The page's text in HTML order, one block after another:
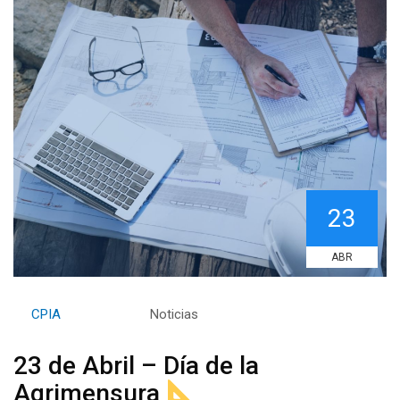
23
ABR
CPIA Noticias
23 de Abril – Día de la
Agrimensura